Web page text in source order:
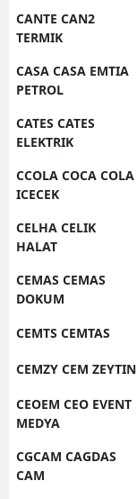
CANTE CAN2
TERMIK
CASA CASA EMTIA
PETROL
CATES CATES
ELEKTRIK
CCOLA COCA COLA
ICECEK
CELHA CELIK
HALAT
CEMAS CEMAS
DOKUM
CEMTS CEMTAS
CEMZY CEM ZEYTIN
CEOEM CEO EVENT
MEDYA
CGCAM CAGDAS
CAM